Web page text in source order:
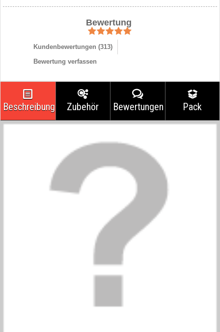
Bewertung
Kundenbewertungen (313)
Bewertung verfassen
Beschreibung Zubehör Bewertungen Pack